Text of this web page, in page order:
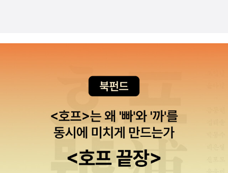
드라마 'Cabin Pressure' 베네딕트 컴버배치의 목소리를 들을수 있
다는것만으로도 좋았던. 라디오 드라마의 매력에 푸욱 빠지게 하는
인트를 찾으려고 애쓰기도 하지만 그럼에도 불구하고 너무 재미있어
요. 각자의 캐릭터들이 살아있어서 그런것 같습니다. 이 라디오 드라
마 때문에 '베네딕트 컴버배치' 목소리 익숙해지기 훈련을 받았던것
같아요. 덕분에 영화 '호빗'에서 스마우그 목소리를 들으며 베니를 상
조금은 하드하다. <동양의 생각지도>는 서양학자가 바라본 동양학이
다. 한자 배우기도 힘들었을 텐데 어떻게 풀어냈을지 궁금하다. 판형
추려봤는데 이순예의 <예술과 비판, 근원의 빛>이 단연 눈에 띈다.
예술을 비판한 유명 철학자들의 이론을 파헤치면서 예술의 의미를 탐
구하는 책인데 느낌에 2013년 문화관광부 우수도서나 학술원 우수
도서가 될 것 같다. 그냥 보면 느낌이 그렇다. 그 밖에 <미와 비평>도
다니자키 준이치로 <미친 사랑> <세설>의 다니자키 준이
치로의 신간이다. 아직 책소개도 나오지 않은 따끈따끈 게으른 신간.
읽겠다고 보이콧 한다거나 그런건 아니다. 표지가
예뻐서 눈에 띈 마르셀 프루스트 <잃어버린 시절을 찾아서 > 왼쪽이
펭귄코리아, 오른쪽이 민음사 다른 책은 못 읽었지만, 인상깊게
읽...다 말았던.. <7년의 밤>의 작가 정유정의 신간 <28> 주변의